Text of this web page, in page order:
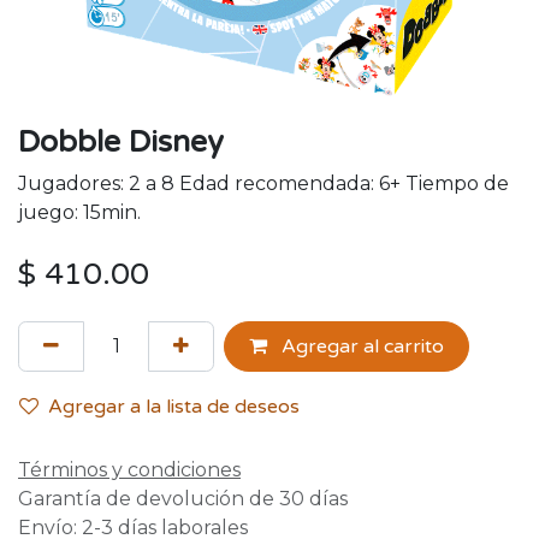
Dobble Disney
Jugadores: 2 a 8 Edad recomendada: 6+ Tiempo de
juego: 15min.
$ 410.00
Agregar al carrito
Agregar a la lista de deseos
Términos y condiciones
Garantía de devolución de 30 días
Envío: 2-3 días laborales